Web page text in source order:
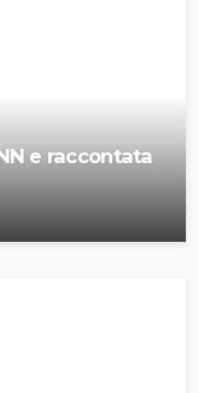
e raccontata